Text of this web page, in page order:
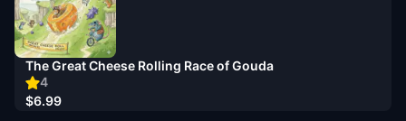
4
The Great Cheese Rolling Race of ​Gouda
$6.99